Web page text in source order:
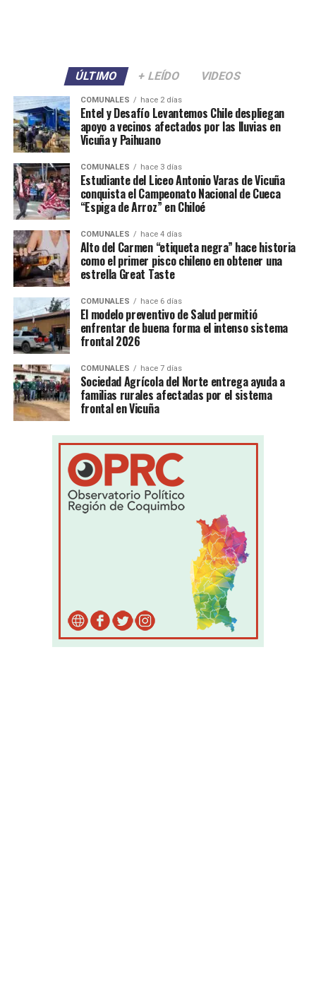
ÚLTIMO + LEÍDO VIDEOS
COMUNALES hace 2 días
Entel y Desafío Levantemos Chile despliegan
apoyo a vecinos afectados por las lluvias en
Vicuña y Paihuano
COMUNALES hace 3 días
Estudiante del Liceo Antonio Varas de Vicuña
conquista el Campeonato Nacional de Cueca
“Espiga de Arroz” en Chiloé
COMUNALES hace 4 días
Alto del Carmen “etiqueta negra” hace historia
como el primer pisco chileno en obtener una
estrella Great Taste
COMUNALES hace 6 días
El modelo preventivo de Salud permitió
enfrentar de buena forma el intenso sistema
frontal 2026
COMUNALES hace 7 días
Sociedad Agrícola del Norte entrega ayuda a
familias rurales afectadas por el sistema
frontal en Vicuña